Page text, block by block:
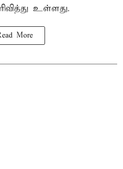
உள்ளது.
More